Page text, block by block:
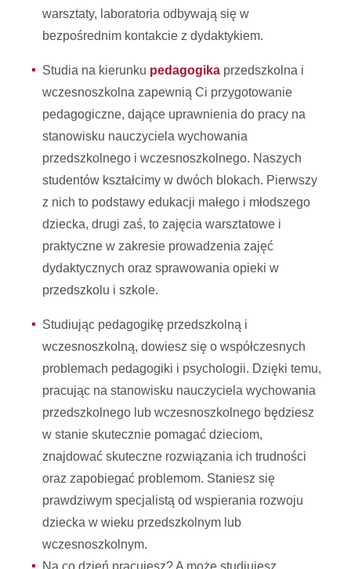
warsztaty, laboratoria odbywają się w
bezpośrednim kontakcie z dydaktykiem.
Studia na kierunku pedagogika przedszkolna i
wczesnoszkolna zapewnią Ci przygotowanie
pedagogiczne, dające uprawnienia do pracy na
stanowisku nauczyciela wychowania
przedszkolnego i wczesnoszkolnego. Naszych
studentów kształcimy w dwóch blokach. Pierwszy
z nich to podstawy edukacji małego i młodszego
dziecka, drugi zaś, to zajęcia warsztatowe i
praktyczne w zakresie prowadzenia zajęć
dydaktycznych oraz sprawowania opieki w
przedszkolu i szkole.
Studiując pedagogikę przedszkolną i
wczesnoszkolną, dowiesz się o współczesnych
problemach pedagogiki i psychologii. Dzięki temu,
pracując na stanowisku nauczyciela wychowania
przedszkolnego lub wczesnoszkolnego będziesz
w stanie skutecznie pomagać dzieciom,
znajdować skuteczne rozwiązania ich trudności
oraz zapobiegać problemom. Staniesz się
prawdziwym specjalistą od wspierania rozwoju
dziecka w wieku przedszkolnym lub
wczesnoszkolnym.
Na co dzień pracujesz? A może studiujesz